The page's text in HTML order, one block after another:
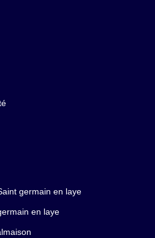
germain en laye
en laye